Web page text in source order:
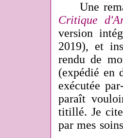
Une
Critique
version
2019), et
rendu de
(expédié en
exécutée
paraît
titillé. Je
par mes